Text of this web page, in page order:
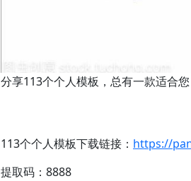
分享113个个人模板，总有一款适合您
113个个人模板下载链接： https://
提取码：8888